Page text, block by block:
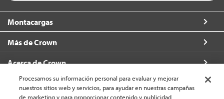
Montacargas
Más de Crown
Acerca de Crown
Contacto
Procesamos su información personal para evaluar y mejorar
nuestros sitios web y servicios, para ayudar en nuestras campañas
de marketing y para proporcionar contenido y publicidad